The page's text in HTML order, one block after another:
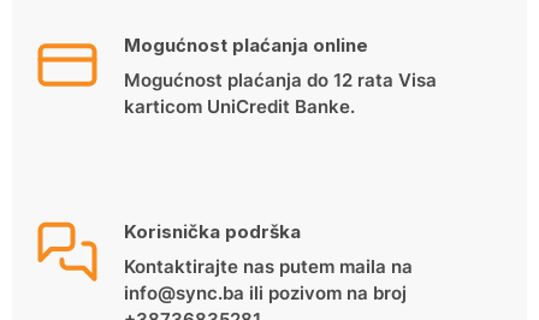
Mogućnost plaćanja online
Mogućnost plaćanja do 12 rata Visa
karticom UniCredit Banke.
Korisnička podrška
Kontaktirajte nas putem maila na
info@sync.ba ili pozivom na broj